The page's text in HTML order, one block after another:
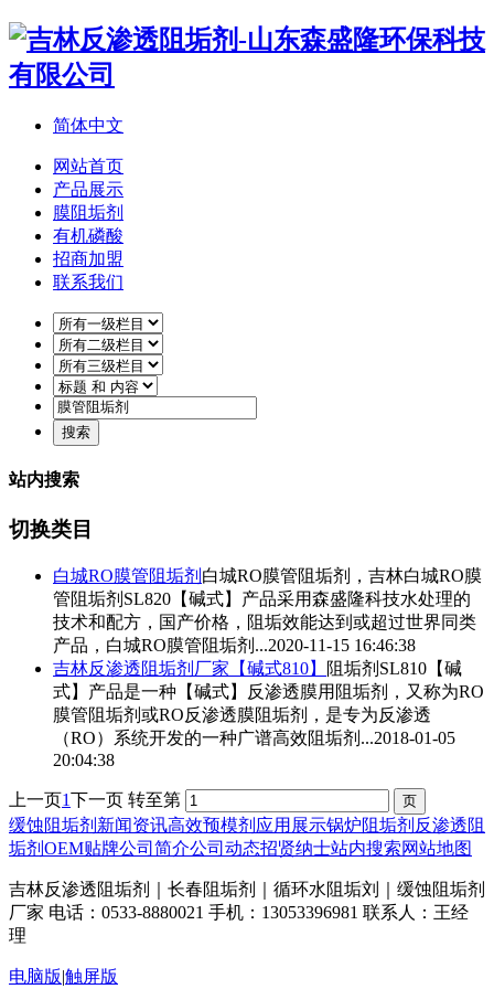
简体中文
网站首页
产品展示
膜阻垢剂
有机磷酸
招商加盟
联系我们
站内搜索
切换类目
白城RO膜管阻垢剂 白城RO膜管阻垢剂 ，吉林白城RO膜
管阻垢剂 SL820【碱式】产品采用森盛隆科技水处理的
技术和配方，国产价格，阻垢效能达到或超过世界同类
产品，白城RO膜管阻垢剂 ...2020-11-15 16:46:38
吉林反渗透阻垢剂厂家【碱式810】
阻垢剂SL810【碱
式】产品是一种【碱式】反渗透膜用阻垢剂，又称为RO
膜管阻垢剂 或RO反渗透膜阻垢剂，是专为反渗透
（RO）系统开发的一种广谱高效阻垢剂...2018-01-05
20:04:38
上一页1下一页 转至第
缓蚀阻垢剂 新闻资讯高效预模剂 应用展示锅炉阻垢剂 反渗透阻
垢剂 OEM贴牌公司简介公司动态招贤纳士站内搜索网站地图
吉林反渗透阻垢剂｜长春阻垢剂｜循环水阻垢刘｜缓蚀阻垢剂
厂家 电话：0533-8880021 手机：13053396981 联系人：王经
理
电脑版|触屏版